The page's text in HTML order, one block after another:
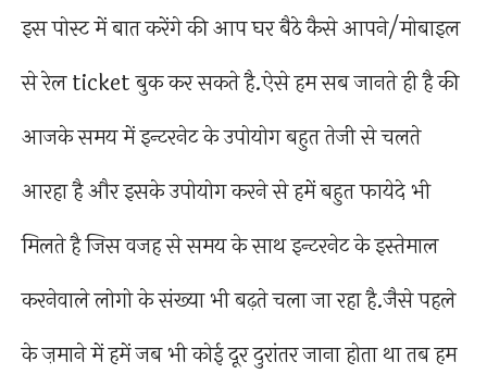
इस पोस्ट में बात करेंगे की आप घर बैठे कैसे आपने/मोबाइल
से रेल ticket बुक कर सकते है.ऐसे हम सब जानते ही है की
आजके समय में इन्टरनेट के उपोयोग बहुत तेजी से चलते
आरहा है और इसके उपोयोग करने से हमें बहुत फायेदे भी
मिलते है जिस वजह से समय के साथ इन्टरनेट के इस्तेमाल
करनेवाले लोगो के संख्या भी बढ़ते चला जा रहा है.जैसे पहले
के ज़माने में हमें जब भी कोई दूर दुरांतर जाना होता था तब हम